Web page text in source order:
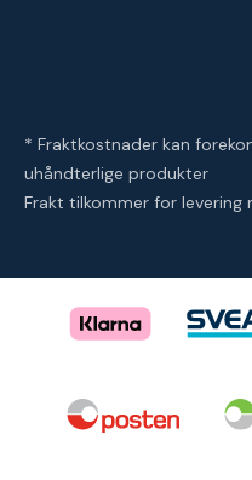
* Fraktkostnader kan
uhåndterlige produkter
Frakt tilkommer for levering